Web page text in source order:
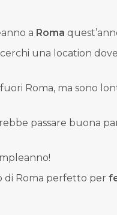
a Roma
una location
Roma, ma sono
passare buona
di Roma perfetto per